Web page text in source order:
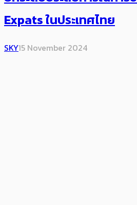
Expats ในประเทศไทย
SKY15 November 2024